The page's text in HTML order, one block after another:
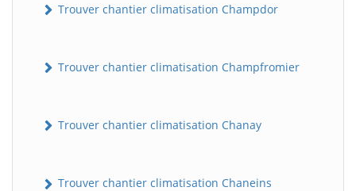
Trouver chantier climatisation Champdor
Trouver chantier climatisation Champfromier
Trouver chantier climatisation Chanay
Trouver chantier climatisation Chaneins